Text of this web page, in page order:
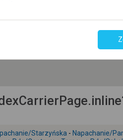
Samo on-
Starzyńska - Napachanie/